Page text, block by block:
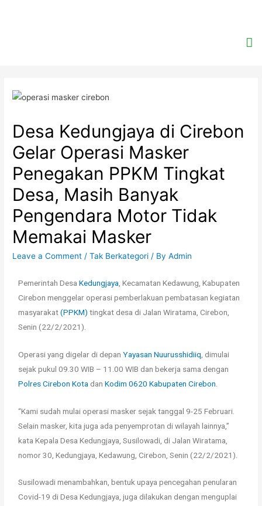
Desa Kedungjaya di Cirebon
Gelar Operasi Masker
Penegakan PPKM Tingkat
Desa, Masih Banyak
Pengendara Motor Tidak
Memakai Masker
Leave a Comment /Tak Berkategori / ByAdmin
Pemerintah DesaKedungjaya , Kecamatan Kedawung, Kabupaten
Cirebon menggelar operasi pemberlakuan pembatasan kegiatan
masyarakat(PPKM) tingkat desa di Jalan Wiratama, Cirebon,
Senin (22/2/2021).
Operasi yang digelar di depanYayasan Nuurusshidiiq , dimulai
sejak pukul 09.30 WIB – 11.00 WIB dan bekerja sama dengan
Polres Cirebon Kota danKodim 0620 Kabupaten Cirebon
“Kami sudah mulai operasi masker sejak tanggal 9-25 Februari.
Selain masker, kita juga ada penyemprotan di wilayah lainnya,”
kata Kepala Desa Kedungjaya, Susilowadi, di Jalan Wiratama,
nomor 30, Kedungjaya, Kedawung, Cirebon, Senin (22/2/2021).
Susilowadi menambahkan, bentuk upaya pencegahan penularan
Covid-19 di Desa Kedungjaya, juga dilakukan dengan menguplai